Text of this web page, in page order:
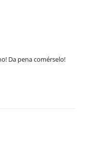
Da pena comérselo!